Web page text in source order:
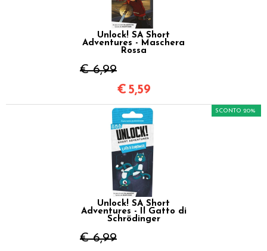
Unlock! SA Short
Adventures - Maschera
Rossa
€ 6,99
€ 5,59
Unlock! SA Short
Adventures - Il Gatto di
Schrödinger
€ 6,99
SCONTO 20%